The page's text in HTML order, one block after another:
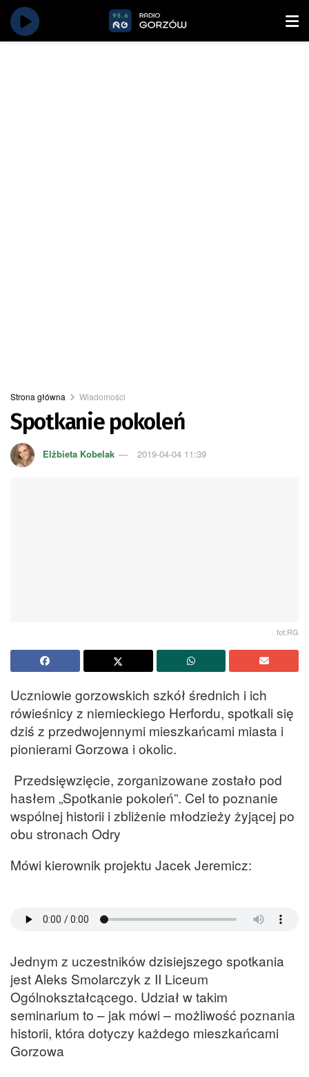
Strona główna Wiadomości
Spotkanie pokoleń
Elżbieta Kobelak 2019-04-04 11:39
fot:RG
Uczniowie gorzowskich szkół średnich i ich
rówieśnicy z niemieckiego Herfordu, spotkali się
dziś z przedwojennymi mieszkańcami miasta i
pionierami Gorzowa i okolic.
Przedsięwzięcie, zorganizowane zostało pod
hasłem „Spotkanie pokoleń”. Cel to poznanie
wspólnej historii i zbliżenie młodzieży żyjącej po
obu stronach Odry
Mówi kierownik projektu Jacek Jeremicz:
Jednym z uczestników dzisiejszego spotkania
jest Aleks Smolarczyk z II Liceum
Ogólnokształcącego. Udział w takim
seminarium to – jak mówi – możliwość poznania
historii, która dotyczy każdego mieszkańcami
Gorzowa